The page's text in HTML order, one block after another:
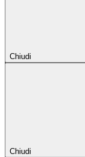
Chiudi
Chiudi